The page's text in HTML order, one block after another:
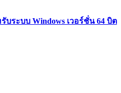
ระบบ Windows เวอร์ชั่น 64 บิต